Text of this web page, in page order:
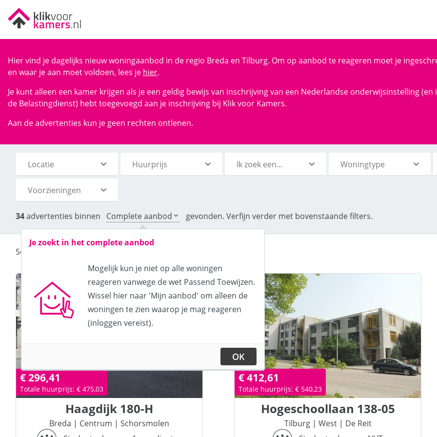
Hier vind je dagelijks nieuw woningaanbod in de regio Breda en Tilburg. Om op aanbod te reageren moet je
en waar je aan moet voldoen, lees je hier.
Je kunt alleen een kamer krijgen als je een geldig bewijs van inschrijving van een Nederlandse onderwijsinstelling
de Belastingdienst) hebt toegevoegd aan je inschrijving bij Klik voor Kamers.
Aan de advertenties kun je geen rechten ontlenen.
Locatie Huurprijs Ik zoek een... Woningtype
Voorzieningen
34advertenties binnen Complete aanbod gevonden. Verfijn verder met bovenstaande filters.
Sorteer de advertenties op:
€ 296,41
Totale huurprijs: € 475,03
Haagdijk 180-H
Breda | Centrum | Schorsmolen
€ 412,61
Totale huurprijs: € 540,23
Hogeschoollaan 138-05
Tilburg | West | De Reit
Je zoekt in het complete aanbod
Mogelijk kun je niet op alle woningen
reageren vanwege de wet Passend Toewijzen.
Wissel hier naar 'Mijn aanbod' om alleen de
woningen te zien waarop je mag reageren
(inloggen vereist).
OK